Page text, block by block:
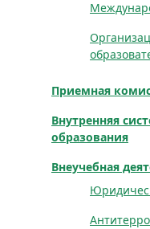
Приемная
Внутренняя
образования
Внеучебная